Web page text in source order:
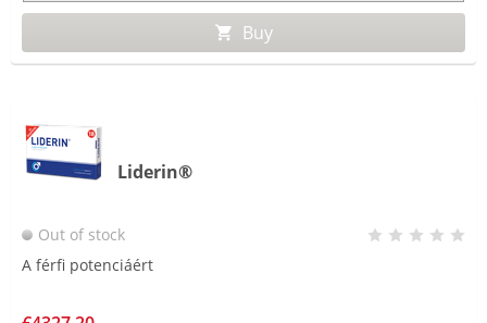
Buy
Liderin®
Out of stock
A férfi potenciáért